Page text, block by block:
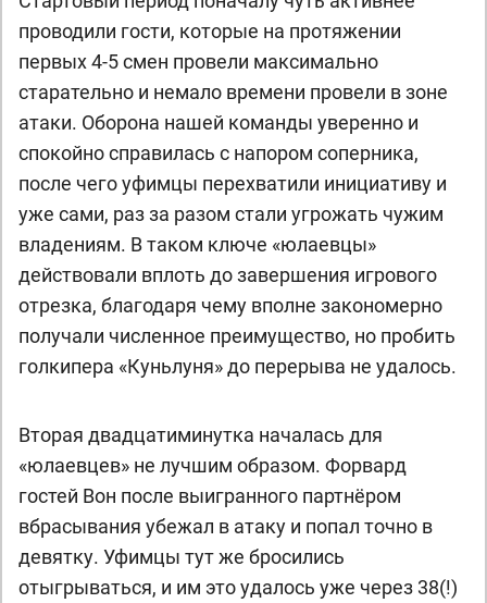
проводили гости, которые на протяжении
первых 4-5 смен провели максимально
старательно и немало времени провели в зоне
атаки. Оборона нашей команды уверенно и
спокойно справилась с напором соперника,
после чего уфимцы перехватили инициативу и
уже сами, раз за разом стали угрожать чужим
владениям. В таком ключе «юлаевцы»
действовали вплоть до завершения игрового
отрезка, благодаря чему вполне закономерно
получали численное преимущество, но пробить
голкипера «Куньлуня» до перерыва не удалось.
Вторая двадцатиминутка началась для
«юлаевцев» не лучшим образом. Форвард
гостей Вон после выигранного партнёром
вбрасывания убежал в атаку и попал точно в
девятку. Уфимцы тут же бросились
отыгрываться, и им это удалось уже через 38(!)